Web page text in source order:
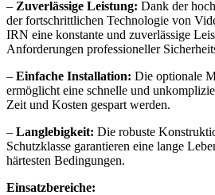
– Zuverlässige Leistung: Dank der
der fortschrittlichen Technologie von
IRN eine konstante und zuverlässige
Anforderungen professioneller
– Einfache Installation: Die optionale
ermöglicht eine schnelle und
Zeit und Kosten gespart werden.
– Langlebigkeit: Die robuste
Schutzklasse garantieren eine lange
härtesten Bedingungen.
Einsatzbereiche: